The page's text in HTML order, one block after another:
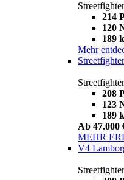
214
120
189
Mehr
208
123
189
Ab 47.000
MEHR
V4